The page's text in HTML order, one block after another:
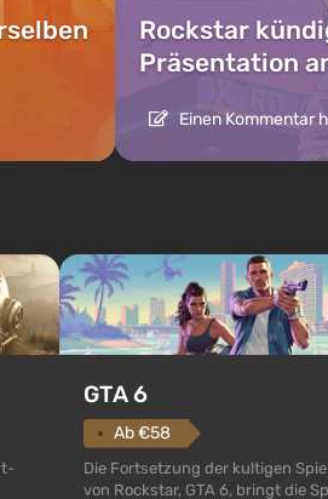
Rockstar
Präsentation
Einen Kommentar
GTA 6
Ab €58
Die Fortsetzung der kultigen
von Rockstar, GTA 6, bringt die